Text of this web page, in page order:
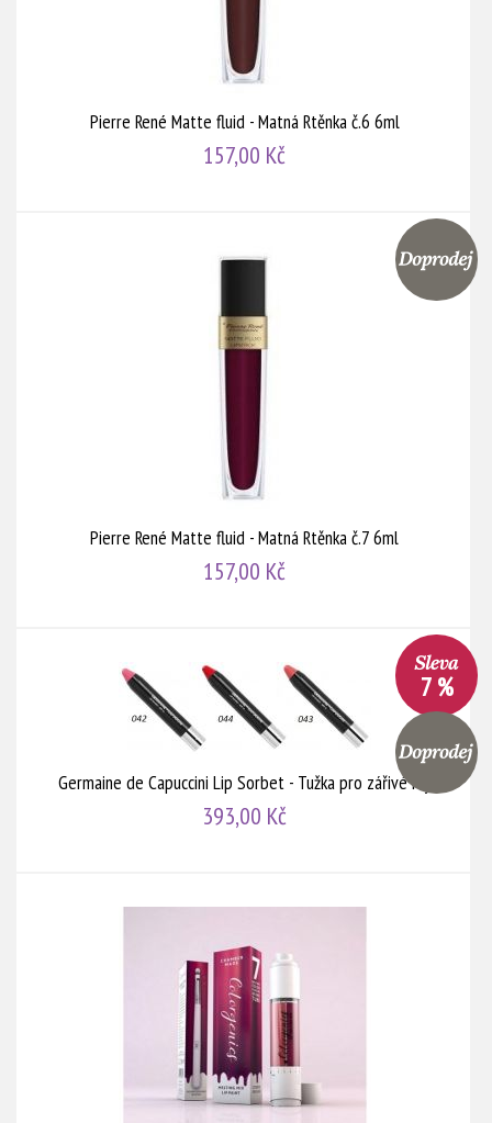
Pierre René Matte fluid - Matná Rtěnka č.6 6ml
157,00 Kč
Pierre René Matte fluid - Matná Rtěnka č.7 6ml
157,00 Kč
Germaine de Capuccini Lip Sorbet - Tužka pro zářivé rty
393,00 Kč
7 %